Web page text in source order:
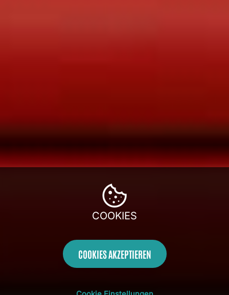
COOKIES
COOKIES AKZEPTIEREN